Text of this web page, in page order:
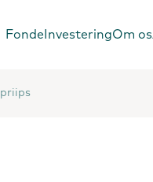
Fonde InvesteringOm os
priips